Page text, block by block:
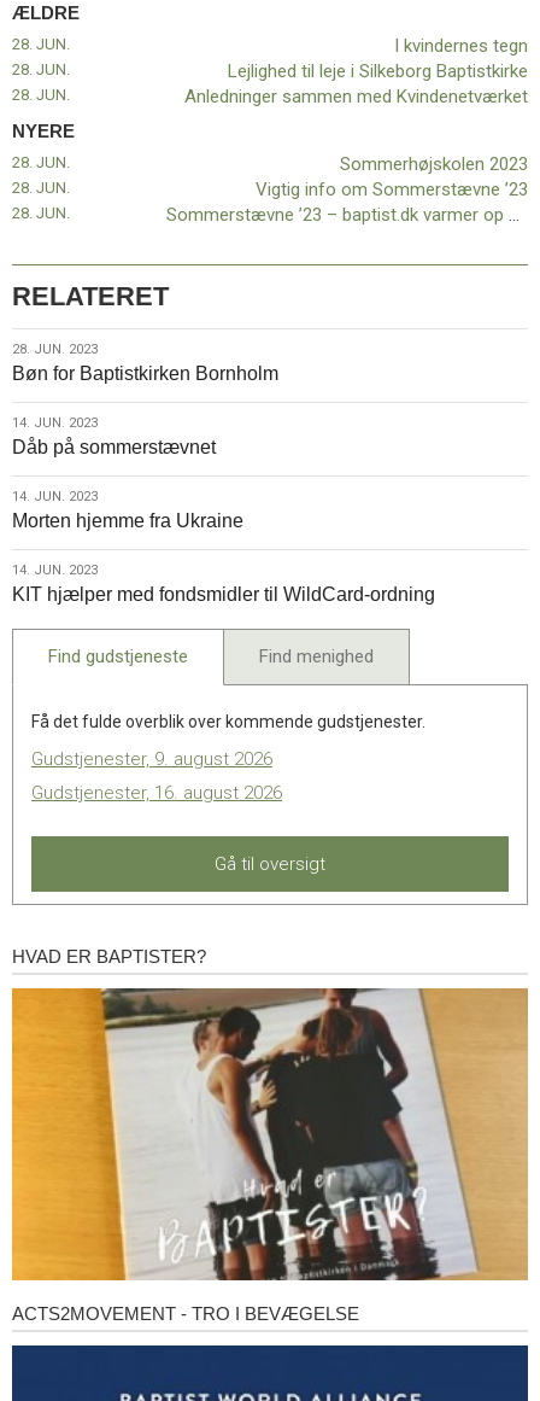
ÆLDRE
28. JUN. I kvindernes tegn
28. JUN. Lejlighed til leje i Silkeborg Baptistkirke
28. JUN. Anledninger sammen med Kvindenetværket
NYERE
Sommerhøjskolen 2023
28. JUN.
Vigtig info om Sommerstævne ’23
28. JUN.
Sommerstævne ’23 – baptist.dk varmer op med en spændende artikel om John McGinley
28. JUN.
RELATERET
28.
jun.
2023
28. JUN. 2023
Bøn for Baptistkirken Bornholm
14.
jun.
2023
14. JUN. 2023
Dåb på sommerstævnet
14.
jun.
2023
14. JUN. 2023
Morten hjemme fra Ukraine
14.
jun.
2023
14. JUN. 2023
KIT hjælper med fondsmidler til WildCard-ordning
Find gudstjeneste Find menighed
Få det fulde overblik over kommende gudstjenester.
Gudstjenester, 9. august 2026
Gudstjenester, 16. august 2026
Gå til oversigt
Hvad
er
HVAD ER BAPTISTER?
Acts2Movement
ACTS2MOVEMENT - TRO I BEVÆGELSE